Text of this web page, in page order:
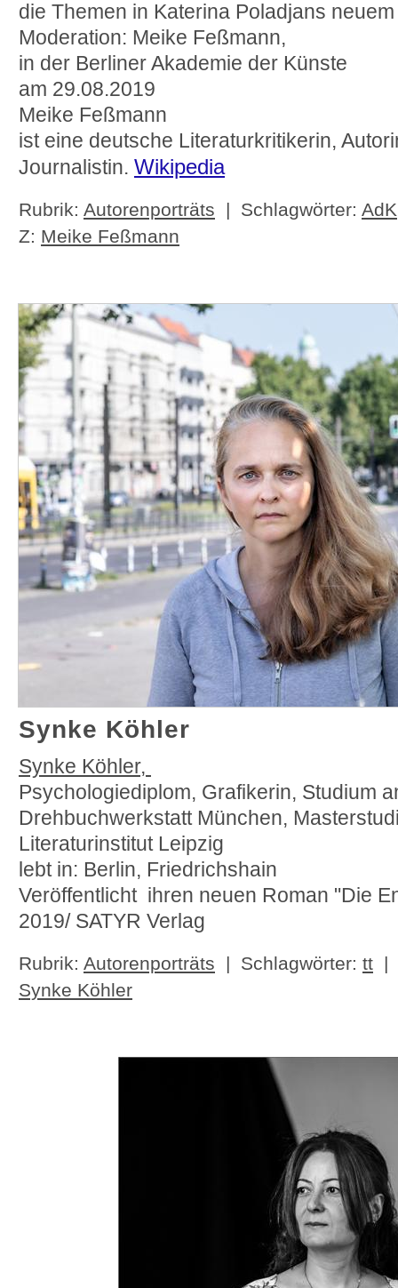
die Themen in Katerina Poladjans
Moderation: Meike Feßmann,
in der Berliner Akademie der Künste
am 29.08.2019
Meike Feßmann
ist eine deutsche Literaturkritikerin,
Journalistin. Wikipedia
Rubrik: Autorenporträts | Schlagwörter: AdK
Z: Meike Feßmann
Synke Köhler
Synke Köhler,
Psychologiediplom, Grafikerin, Studium
Drehbuchwerkstatt München,
Literaturinstitut Leipzig
lebt in: Berlin, Friedrichshain
Veröffentlicht ihren neuen Roman "Die
2019/ SATYR Verlag
Rubrik: Autorenporträts | Schlagwörter: tt |
Synke Köhler